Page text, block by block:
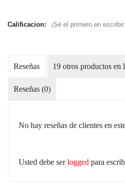
Calificacion: ¡Sé el primero en
Reseñas 19 otros productos en
Reseñas (0)
No hay reseñas de clientes en
Usted debe serlogged para